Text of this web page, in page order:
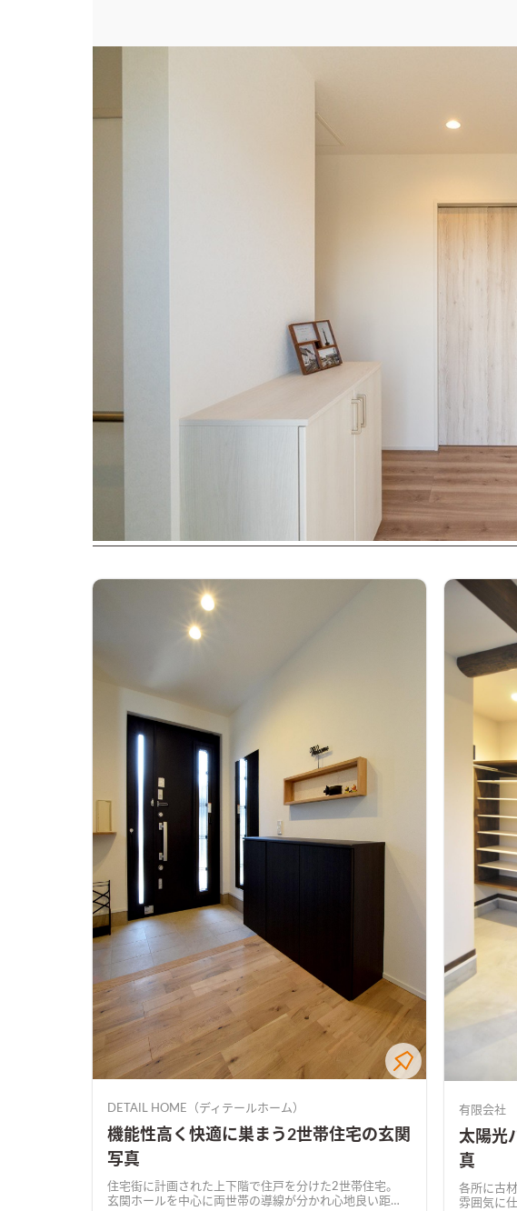
株式会社ハウジングシステム・トーア
和風と北欧を取り込んだ趣のある、お
DETAIL HOME（ディテールホーム）
機能性高く快適に巣まう2世帯住宅の玄関
写真
住宅街に計画された上下階で住戸を分けた2世帯住宅。
玄関ホールを中心に両世帯の導線が分かれ心地良い距離
有限会社
太陽光
真
各所に古
雰囲気に